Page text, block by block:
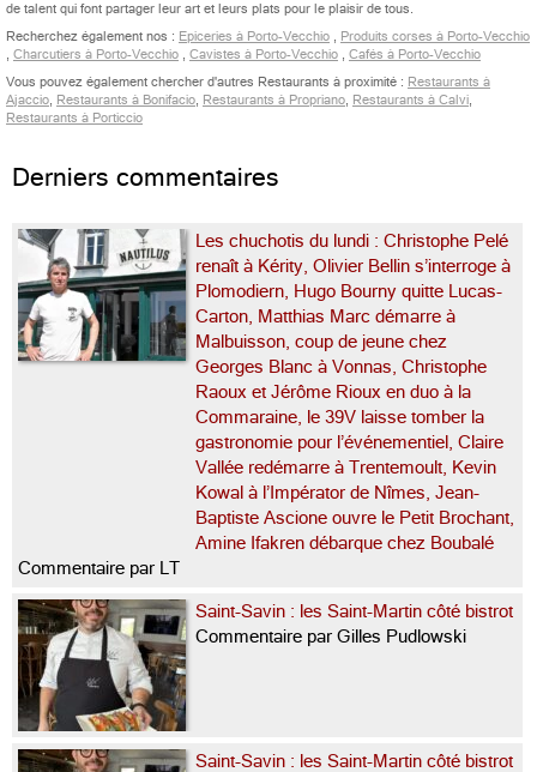
de talent qui font partager leur art et leurs plats pour le plaisir de tous.
Recherchez également nos : Epiceries à Porto-Vecchio , Produits corses à Porto-Vecchio
, Charcutiers à Porto-Vecchio , Cavistes à Porto-Vecchio , Cafés à Porto-Vecchio
Vous pouvez également chercher d'autres Restaurants à proximité : Restaurants à
Ajaccio, Restaurants à Bonifacio, Restaurants à Propriano, Restaurants à Calvi,
Restaurants à Porticcio
Derniers commentaires
Les chuchotis du lundi : Christophe Pelé
renaît à Kérity, Olivier Bellin s’interroge à
Plomodiern, Hugo Bourny quitte Lucas-
Carton, Matthias Marc démarre à
Malbuisson, coup de jeune chez
Georges Blanc à Vonnas, Christophe
Raoux et Jérôme Rioux en duo à la
Commaraine, le 39V laisse tomber la
gastronomie pour l’événementiel, Claire
Vallée redémarre à Trentemoult, Kevin
Kowal à l’Impérator de Nîmes, Jean-
Baptiste Ascione ouvre le Petit Brochant,
Amine Ifakren débarque chez Boubalé
Commentaire par LT
Saint-Savin : les Saint-Martin côté bistrot
Commentaire par Gilles Pudlowski
Saint-Savin : les Saint-Martin côté bistrot